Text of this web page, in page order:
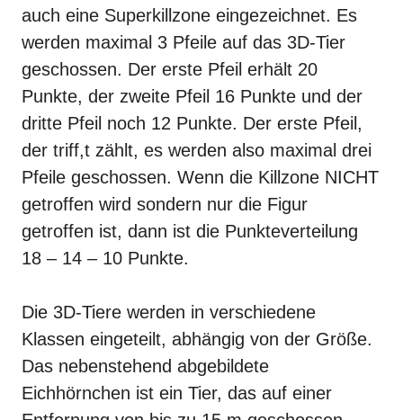
auch eine Superkillzone eingezeichnet. Es
werden maximal 3 Pfeile auf das 3D-Tier
geschossen. Der erste Pfeil erhält 20
Punkte, der zweite Pfeil 16 Punkte und der
dritte Pfeil noch 12 Punkte. Der erste Pfeil,
der triff,t zählt, es werden also maximal drei
Pfeile geschossen. Wenn die Killzone NICHT
getroffen wird sondern nur die Figur
getroffen ist, dann ist die Punkteverteilung
18 – 14 – 10 Punkte.
Die 3D-Tiere werden in verschiedene
Klassen eingeteilt, abhängig von der Größe.
Das nebenstehend abgebildete
Eichhörnchen ist ein Tier, das auf einer